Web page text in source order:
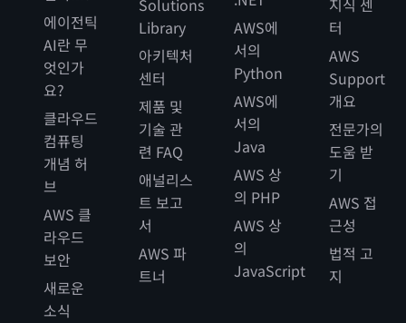
에이전틱
AI란 무
엇인가
요?
클라우드
컴퓨팅
개념 허
브
AWS 클
라우드
보안
새로운
소식
Solutions
Library
아키텍처
센터
제품 및
기술 관
련 FAQ
애널리스
트 보고
서
AWS 파
트너
AWS에
서의
Python
AWS에
서의
Java
AWS 상
의 PHP
AWS 상
의
JavaScript
지식 센
터
AWS
Support
개요
전문가의
도움 받
기
AWS 접
근성
법적 고
지